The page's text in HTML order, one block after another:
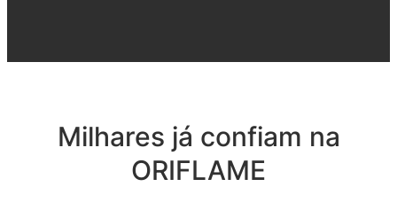
Milhares já confiam na
ORIFLAME